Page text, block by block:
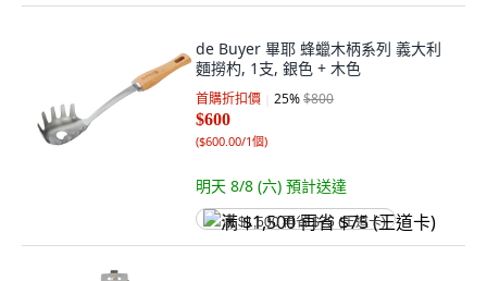
de Buyer 畢耶 蜂蠟木柄系列 義大利
麵撈杓, 1支, 銀色 + 木色
首購折扣價 25%$800
$600
($600.00/1個)
明天 8/8 (六) 預計送達
满 $1,500 再省 $75 (王道卡)